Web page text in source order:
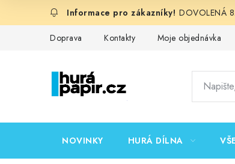
DOVOLENÁ
Doprava Kontakty Moje objednávka
NOVINKY HURÁ DÍLNA